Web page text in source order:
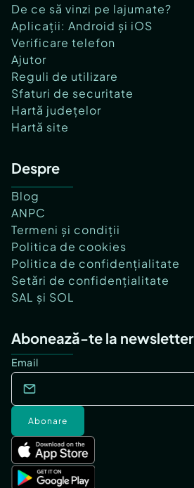
De ce să vinzi pe lajumate?
Aplicații: Android și iOS
Verificare telefon
Ajutor
Reguli de utilizare
Sfaturi de securitate
Hartă județelor
Hartă site
Despre
Blog
ANPC
Termeni și condiții
Politica de cookies
Politica de confidențialitate
Setări de confidențialitate
SAL și SOL
Abonează-te la newsletter
Email
Abonare